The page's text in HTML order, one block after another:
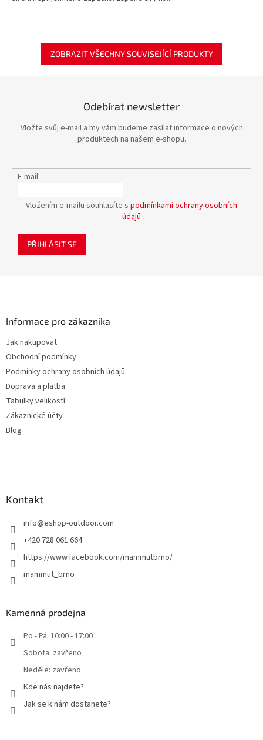
ZOBRAZIT VŠECHNY SOUVISEJÍCÍ PRODUKTY
Odebírat newsletter
Vložte svůj e-mail a my vám budeme zasílat informace o nových
produktech na našem e-shopu.
E-mail
Vložením e-mailu souhlasíte s podmínkami ochrany osobních
údajů
PŘIHLÁSIT SE
Informace pro zákazníka
Jak nakupovat
Obchodní podmínky
Podmínky ochrany osobních údajů
Doprava a platba
Tabulky velikostí
Zákaznické účty
Blog
Kontakt
info@eshop-outdoor.com
+420 728 061 664
https://www.facebook.com/mammutbrno/
mammut_brno
Kamenná prodejna
Po - Pá: 10:00 - 17:00
Sobota: zavřeno
Neděle: zavřeno
Kde nás najdete?
Jak se k nám dostanete?